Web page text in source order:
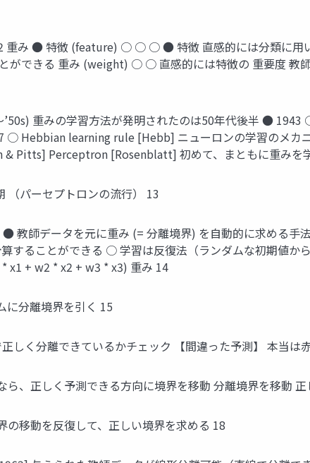
重み ● 特徴 (feature) ○ ○ ○ ● 特徴 直感的には分類に用
ができる 重み (weight) ○ ○ 直感的には特徴の 重要度 教
’50s) 重みの学習方法が発明されたのは50年代後半 ●
○ Hebbian learning rule [Hebb] ニューロンの学習のメ
Pitts] Perceptron [Rosenblatt] 初めて、まともに重みを
（パーセプトロンの流行） 13
師データを元に重み (= 分離境界) を自動的に求める手
することができる ○ 学習は反復法（ランダムな初期値か
x1 + w2 * x2 + w3 * x3) 重み 14
に分離境界を引く 15
しく分離できているかチェック 【間違った予測】 本当は
、正しく予測できる方向に境界を移動 分離境界を移動
移動を反復して、正しい境界を求める 18